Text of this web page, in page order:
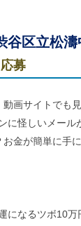
谷区立松
募
動画サイトでも
いメールが
お金が簡単に手
になるツボ10万